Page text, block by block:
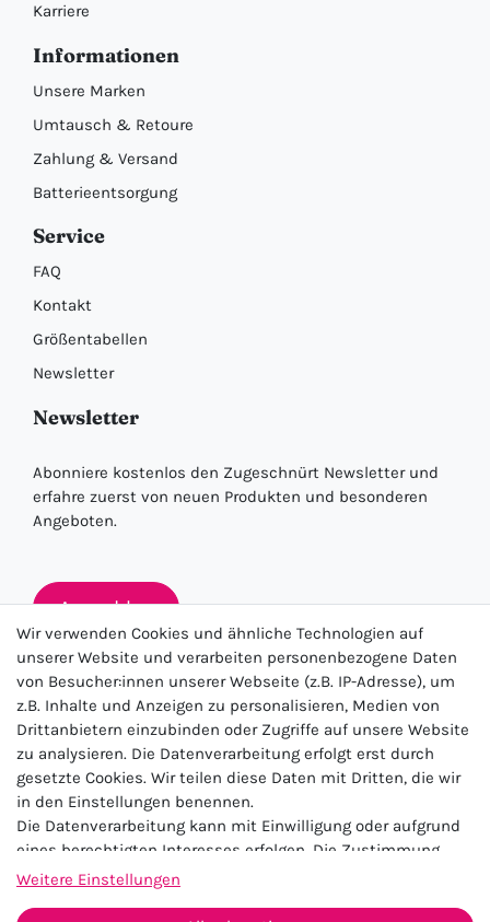
Karriere
Informationen
Unsere Marken
Umtausch & Retoure
Zahlung & Versand
Batterieentsorgung
Service
FAQ
Kontakt
Größentabellen
Newsletter
Newsletter
Abonniere kostenlos den Zugeschnürt Newsletter und
erfahre zuerst von neuen Produkten und besonderen
Angeboten.
Anmelden
★★★★★
4.5 / 5.0 (23.143)
Impressum Daten­schutz­erklärung AGB
Wir verwenden Cookies und ähnliche Technologien auf
unserer Website und verarbeiten personenbezogene Daten
von Besucher:innen unserer Webseite (z.B. IP-Adresse), um
z.B. Inhalte und Anzeigen zu personalisieren, Medien von
Drittanbietern einzubinden oder Zugriffe auf unsere Website
zu analysieren. Die Datenverarbeitung erfolgt erst durch
gesetzte Cookies. Wir teilen diese Daten mit Dritten, die wir
in den Einstellungen benennen.
Die Datenverarbeitung kann mit Einwilligung oder aufgrund
eines berechtigten Interesses erfolgen. Die Zustimmung
kann erteilt oder abgelehnt werden. Es besteht das Recht,
Weitere Einstellungen